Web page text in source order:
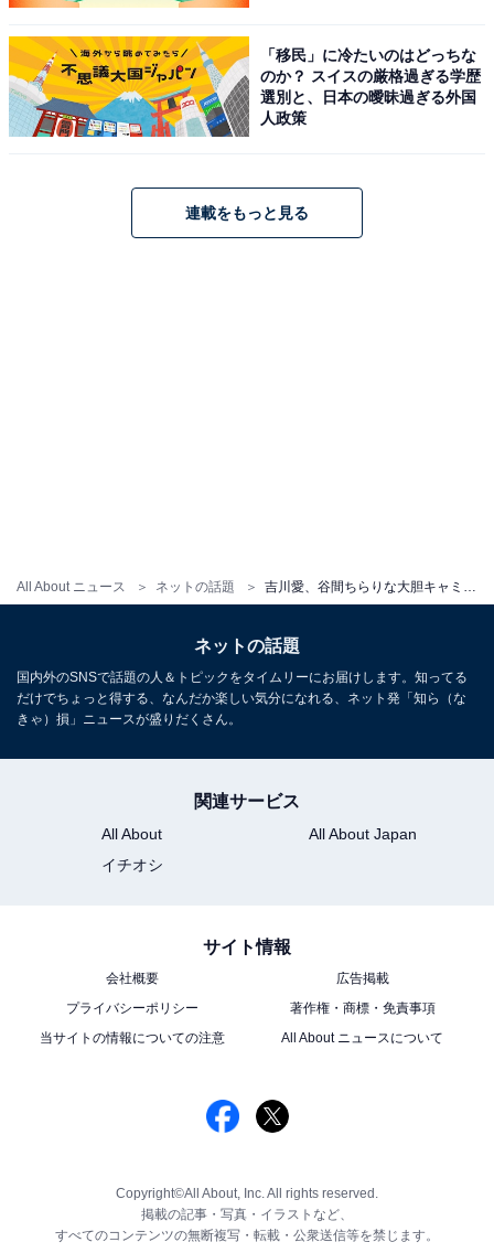
All About ニュース ネットの話題 吉川愛、谷間ちらりな大胆キャミソール姿を披露！ 「大人やん！」「なぜ最近そんなセクシー路線！w」
「移民」に冷たいのはどっちな
のか？ スイスの厳格過ぎる学歴
選別と、日本の曖昧過ぎる外国
人政策
連載をもっと見る
ネットの話題
国内外のSNSで話題の人＆トピックをタイムリーにお届けします。知ってる
だけでちょっと得する、なんだか楽しい気分になれる、ネット発「知ら（な
きゃ）損」ニュースが盛りだくさん。
関連サービス
All About
All About Japan
イチオシ
サイト情報
会社概要
広告掲載
プライバシーポリシー
著作権・商標・免責事項
当サイトの情報についての注意
All About ニュースについて
Copyright©All About, Inc. All rights reserved.
掲載の記事・写真・イラストなど、
すべてのコンテンツの無断複写・転載・公衆送信等を禁じます。